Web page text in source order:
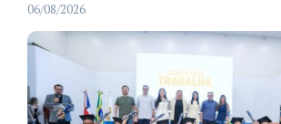
06/08/2026